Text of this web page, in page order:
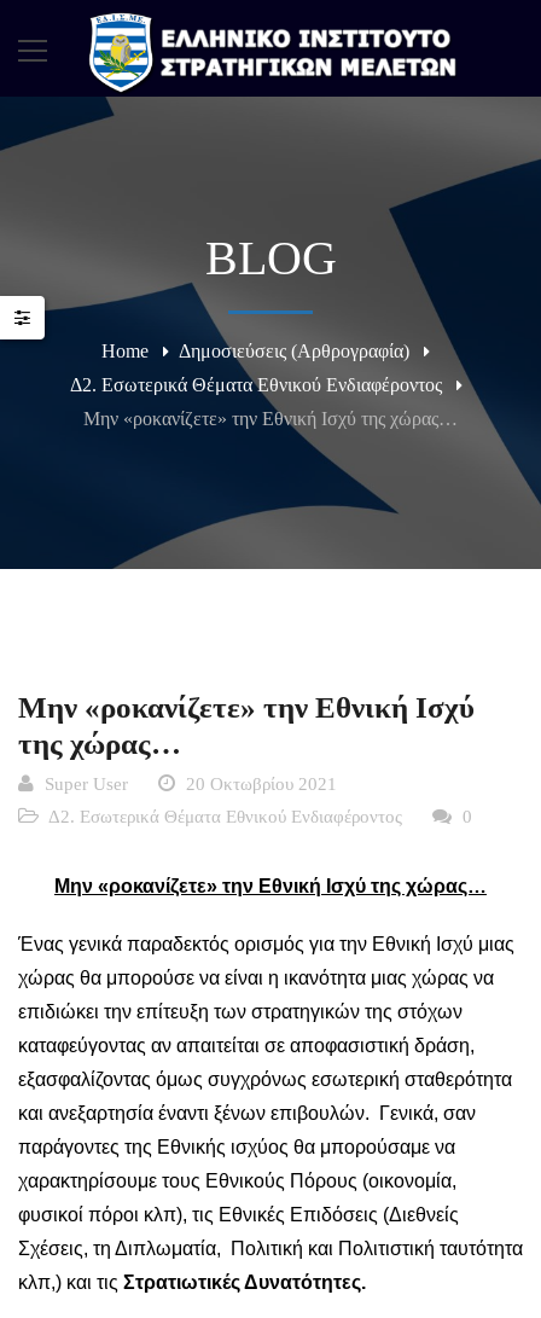
BLOG
Home
Δημοσιεύσεις (Αρθρογραφία)
Δ2. Εσωτερικά Θέματα Εθνικού Ενδιαφέροντος
Μην «ροκανίζετε» την Εθνική Ισχύ της χώρας…
Μην «ροκανίζετε» την Εθνική Ισχύ
της χώρας…
Super User
20 Οκτωβρίου 2021
Δ2. Εσωτερικά Θέματα Εθνικού Ενδιαφέροντος
0
Μην «ροκανίζετε» την Εθνική Ισχύ της χώρας…
Ένας γενικά παραδεκτός ορισμός για την Εθνική Ισχύ μιας
χώρας θα μπορούσε να είναι η ικανότητα μιας χώρας να
επιδιώκει την επίτευξη των στρατηγικών της στόχων
καταφεύγοντας αν απαιτείται σε αποφασιστική δράση,
εξασφαλίζοντας όμως συγχρόνως εσωτερική σταθερότητα
και ανεξαρτησία έναντι ξένων επιβουλών. Γενικά, σαν
παράγοντες της Εθνικής ισχύος θα μπορούσαμε να
χαρακτηρίσουμε τους Εθνικούς Πόρους (οικονομία,
φυσικοί πόροι κλπ), τις Εθνικές Επιδόσεις (Διεθνείς
Σχέσεις, τη Διπλωματία, Πολιτική και Πολιτιστική ταυτότητα
κλπ,) και τις Στρατιωτικές Δυνατότητες.